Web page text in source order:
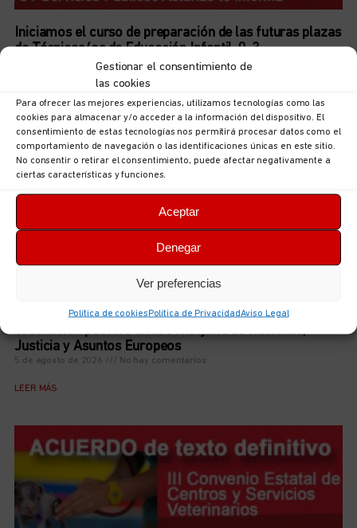
Gestionar el consentimiento de
las cookies
Para ofrecer las mejores experiencias, utilizamos tecnologías como las
cookies para almacenar y/o acceder a la información del dispositivo. El
consentimiento de estas tecnologías nos permitirá procesar datos como el
comportamiento de navegación o las identificaciones únicas en este sitio.
No consentir o retirar el consentimiento, puede afectar negativamente a
ciertas características y funciones.
Aceptar
Denegar
Ver preferencias
Política de cookiesPolítica de PrivacidadAviso Legal
Iniciamos el curso de preparación de las futuras plazas
de Técnicas/os de Educación Infantil, 0-3
5 de agosto de 2026 No hay comentarios
UGT Autonómica informa: documentación sobre
ordenación puestos en la Consejería de Hacienda,
Justicia y Asuntos Europeos
5 de agosto de 2026 No hay comentarios
LEER MÁS